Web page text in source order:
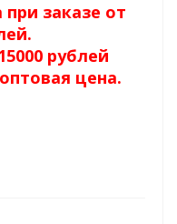
заказе от
рублей
цена.